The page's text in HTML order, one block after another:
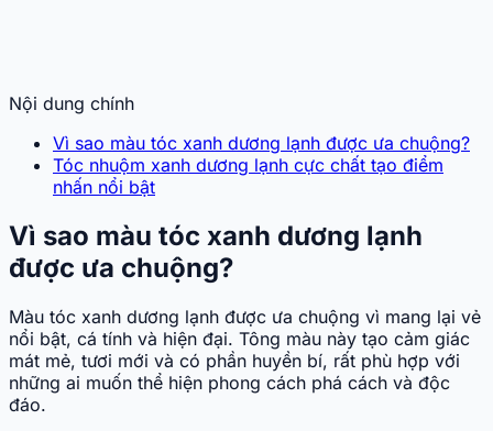
Nội dung chính
Vì sao màu tóc xanh dương lạnh được ưa chuộng?
Tóc nhuộm xanh dương lạnh cực chất tạo điểm
nhấn nổi bật
Vì sao màu tóc xanh dương lạnh
được ưa chuộng?
Màu tóc xanh dương lạnh được ưa chuộng vì mang lại vẻ
nổi bật, cá tính và hiện đại. Tông màu này tạo cảm giác
mát mẻ, tươi mới và có phần huyền bí, rất phù hợp với
những ai muốn thể hiện phong cách phá cách và độc
đáo.